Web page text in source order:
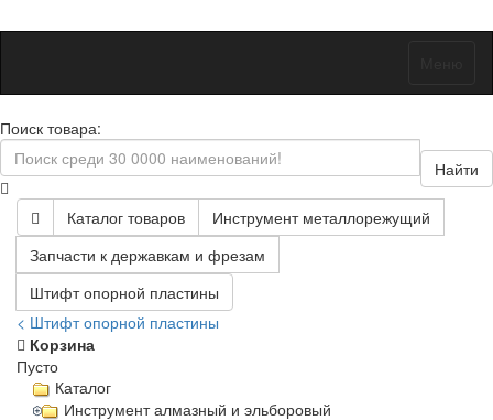
Поиск товара:
Найти
Каталог товаров
Инструмент металлорежущий
Запчасти к державкам и фрезам
Штифт опорной пластины
< Штифт опорной пластины
Корзина
Пусто
Каталог
Инструмент алмазный и эльборовый